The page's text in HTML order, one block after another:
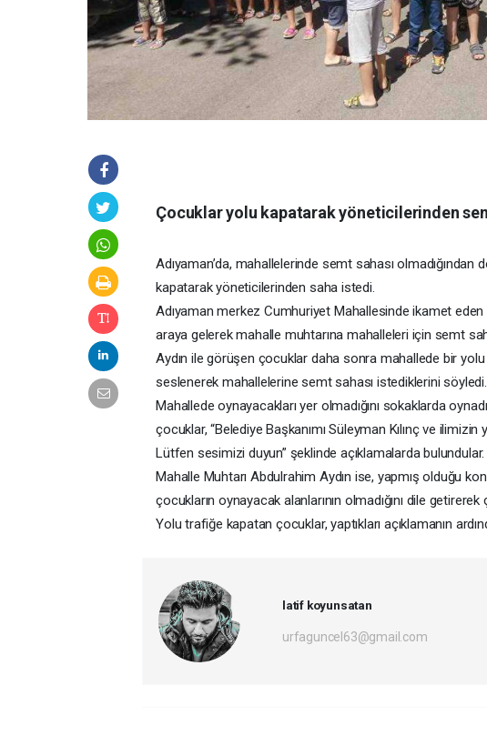
Çocuklar yolu kapatarak yöneticilerinden
Adıyaman’da, mahallelerinde semt sahası
kapatarak yöneticilerinden saha istedi.
Adıyaman merkez Cumhuriyet Mahallesinde ikamet
araya gelerek mahalle muhtarına mahalleleri için semt
Aydın ile görüşen çocuklar daha sonra mahallede bir yolu
seslenerek mahallelerine semt sahası istediklerini söyledi.
Mahallede oynayacakları yer olmadığını sokaklarda
çocuklar, “Belediye Başkanımı Süleyman Kılınç ve
Lütfen sesimizi duyun” şeklinde açıklamalarda bulundular.
Mahalle Muhtarı Abdulrahim Aydın ise, yapmış olduğu
çocukların oynayacak alanlarının olmadığını dile
Yolu trafiğe kapatan çocuklar, yaptıkları açıklamanın
latif koyunsatan
urfaguncel63@gmail.com